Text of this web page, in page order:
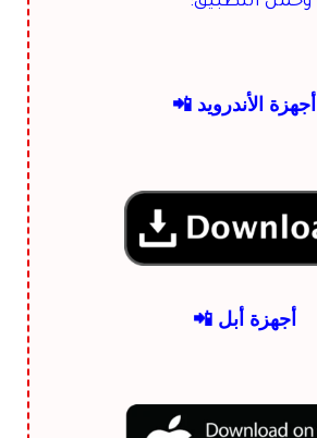
أجهزة الأندرويد 📲
أجهزة أبل 📲